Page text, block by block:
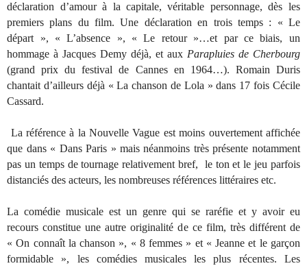
déclaration d’amour à la capitale, véritable personnage, dès les
premiers plans du film. Une déclaration en trois temps : « Le
départ », « L’absence », « Le retour »…et par ce biais, un
hommage à Jacques Demy déjà, et aux Parapluies de Cherbourg
(grand prix du festival de Cannes en 1964…). Romain Duris
chantait d’ailleurs déjà « La chanson de Lola » dans 17 fois Cécile
Cassard.
La référence à la Nouvelle Vague est moins ouvertement affichée
que dans « Dans Paris » mais néanmoins très présente notamment
pas un temps de tournage relativement bref,
le ton et le jeu parfois
distanciés des acteurs, les nombreuses références littéraires etc.
La comédie musicale est un genre qui se raréfie et y avoir eu
recours constitue une autre originalité de ce film, très différent de
« On connaît la chanson », « 8 femmes » et « Jeanne et le garçon
formidable », les comédies musicales les plus récentes. Les